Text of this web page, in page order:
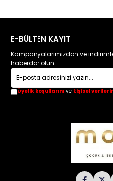
E-BÜLTEN KAYIT
Kampanyalarımızdan ve
haberdar olun.
Üyelik koşullarını ve kişisel